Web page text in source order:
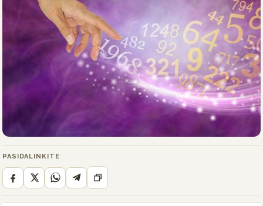
PASIDALINKITE